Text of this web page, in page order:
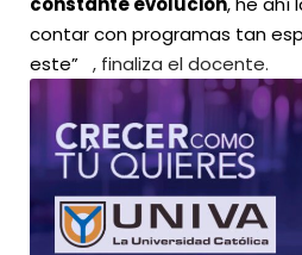
contar con programas tan
este” , finaliza el docente.